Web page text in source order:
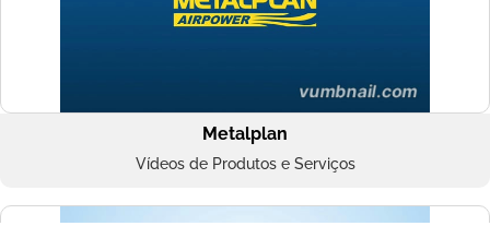
Metalplan
Vídeos de Produtos e Serviços